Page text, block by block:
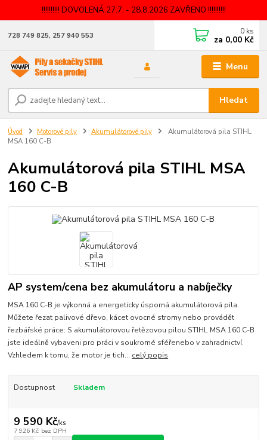
!!!!!!!!!! DOVOLENÁ 27.7. - 28.8.2026 ZAVŘENO !!!!!!!!!!
Menu
Hledat
728 749 825, 257 940 553 0 ks
za 0,00 Kč
Úvod Motorové pily Akumulátorové pily
Akumulátorová pila STIHL
MSA 160 C-B
Akumulátorová pila STIHL MSA
160 C-B
AP system/cena bez akumulátoru a nabíječky
MSA 160 C-B je výkonná a energeticky úsporná akumulátorová pila.
Můžete řezat palivové dřevo, kácet ovocné stromy nebo provádět
řezbářské práce: S akumulátorovou řetězovou pilou STIHL MSA 160 C-B
jste ideálně vybaveni pro práci v soukromé sféřenebo v zahradnictví.
Vzhledem k tomu, že motor je tich... celý popis
Dostupnost Skladem
9 590 Kč/ks
7 926 Kč bez DPH